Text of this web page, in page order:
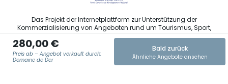
280,00 €
Preis ab – Angebot verkauft durch:
Domaine de Der
Bald zurück
Ähnliche Angebote ansehen
Das Projekt der Internetplattform zur Unterstützung der
Kommerzialisierung von Angeboten rund um Tourismus, Sport,
Kultur und Weintourismus in der Region Grand Est wurde im
Rahmen der Maßnahmen der Europäischen Union zur
Abfederung der COVID-19-Pandemie vom Europäischen Fonds
für regionale Entwicklung (EFRE) finanziert.